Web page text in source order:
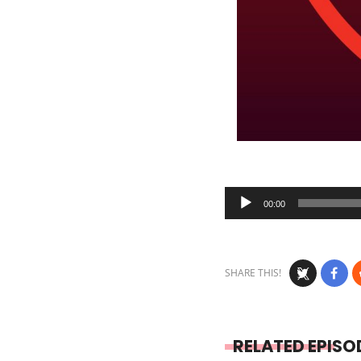
Audio
Player
00:00
SHARE THIS!
RELATED